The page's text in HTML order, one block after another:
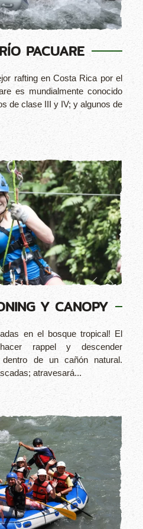
PACUARE
rafting en Costa Rica por el
es mundialmente conocido
de clase III y IV; y algunos de
Y CANOPY
en el bosque tropical! El
rappel y descender
de un cañón natural.
atravesará...